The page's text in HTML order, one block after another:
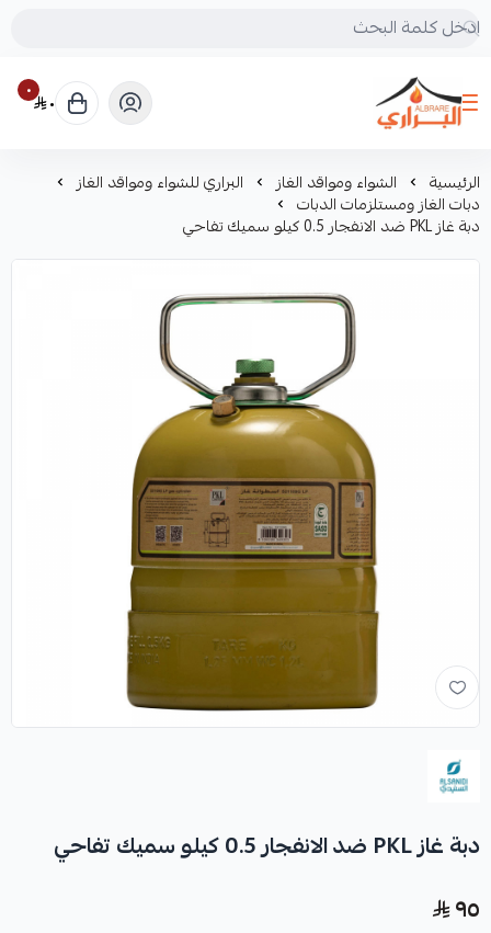
البراري للرحلات
٠ ٠
الرئيسية الشواء ومواقد الغاز البراري للشواء ومواقد الغاز
دبات الغاز ومستلزمات الدبات
دبة غاز PKL ضد الانفجار 0.5 كيلو سميك تفاحي
دبة غاز PKL ضد الانفجار 0.5 كيلو سميك تفاحي
٩٥